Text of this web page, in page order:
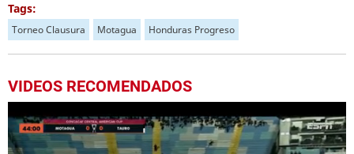
Tags:
Torneo Clausura Motagua Honduras Progreso
VIDEOS RECOMENDADOS